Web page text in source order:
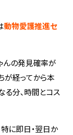
動物愛護推進セ
んの発見確率が
が経ってから本
分、時間とコス
に即日・翌日か